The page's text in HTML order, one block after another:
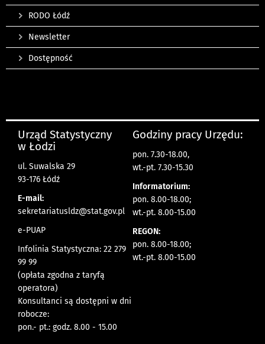
RODO Łódź
Newsletter
Dostępność
Urząd Statystyczny
w Łodzi
ul. Suwalska 29
93-176 Łódź
E-mail:
sekretariatusldz@stat.gov.pl
e-PUAP
Infolinia Statystyczna: 22 279
99 99
(opłata zgodna z taryfą
operatora)
Konsultanci są dostępni w dni
robocze:
pon.- pt.: godz. 8.00 - 15.00
Godziny pracy Urzędu:
pon. 7.30-18.00,
wt.-pt. 7.30-15.30
Informatorium:
pon. 8.00-18.00;
wt.-pt. 8.00-15.00
REGON:
pon. 8.00-18.00;
wt.-pt. 8.00-15.00